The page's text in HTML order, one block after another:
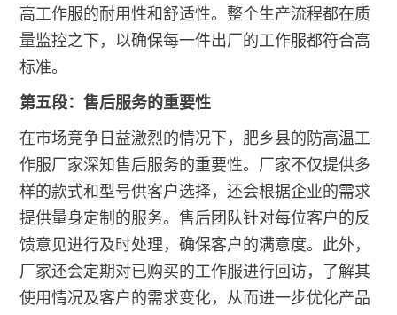
高工作服的耐用性和舒适性。整个生产流程都在质
量监控之下，以确保每一件出厂的工作服都符合高
标准。
第五段：售后服务的重要性
在市场竞争日益激烈的情况下，肥乡县的防高温工
作服厂家深知售后服务的重要性。厂家不仅提供多
样的款式和型号供客户选择，还会根据企业的需求
提供量身定制的服务。售后团队针对每位客户的反
馈意见进行及时处理，确保客户的满意度。此外，
厂家还会定期对已购买的工作服进行回访，了解其
使用情况及客户的需求变化，从而进一步优化产品